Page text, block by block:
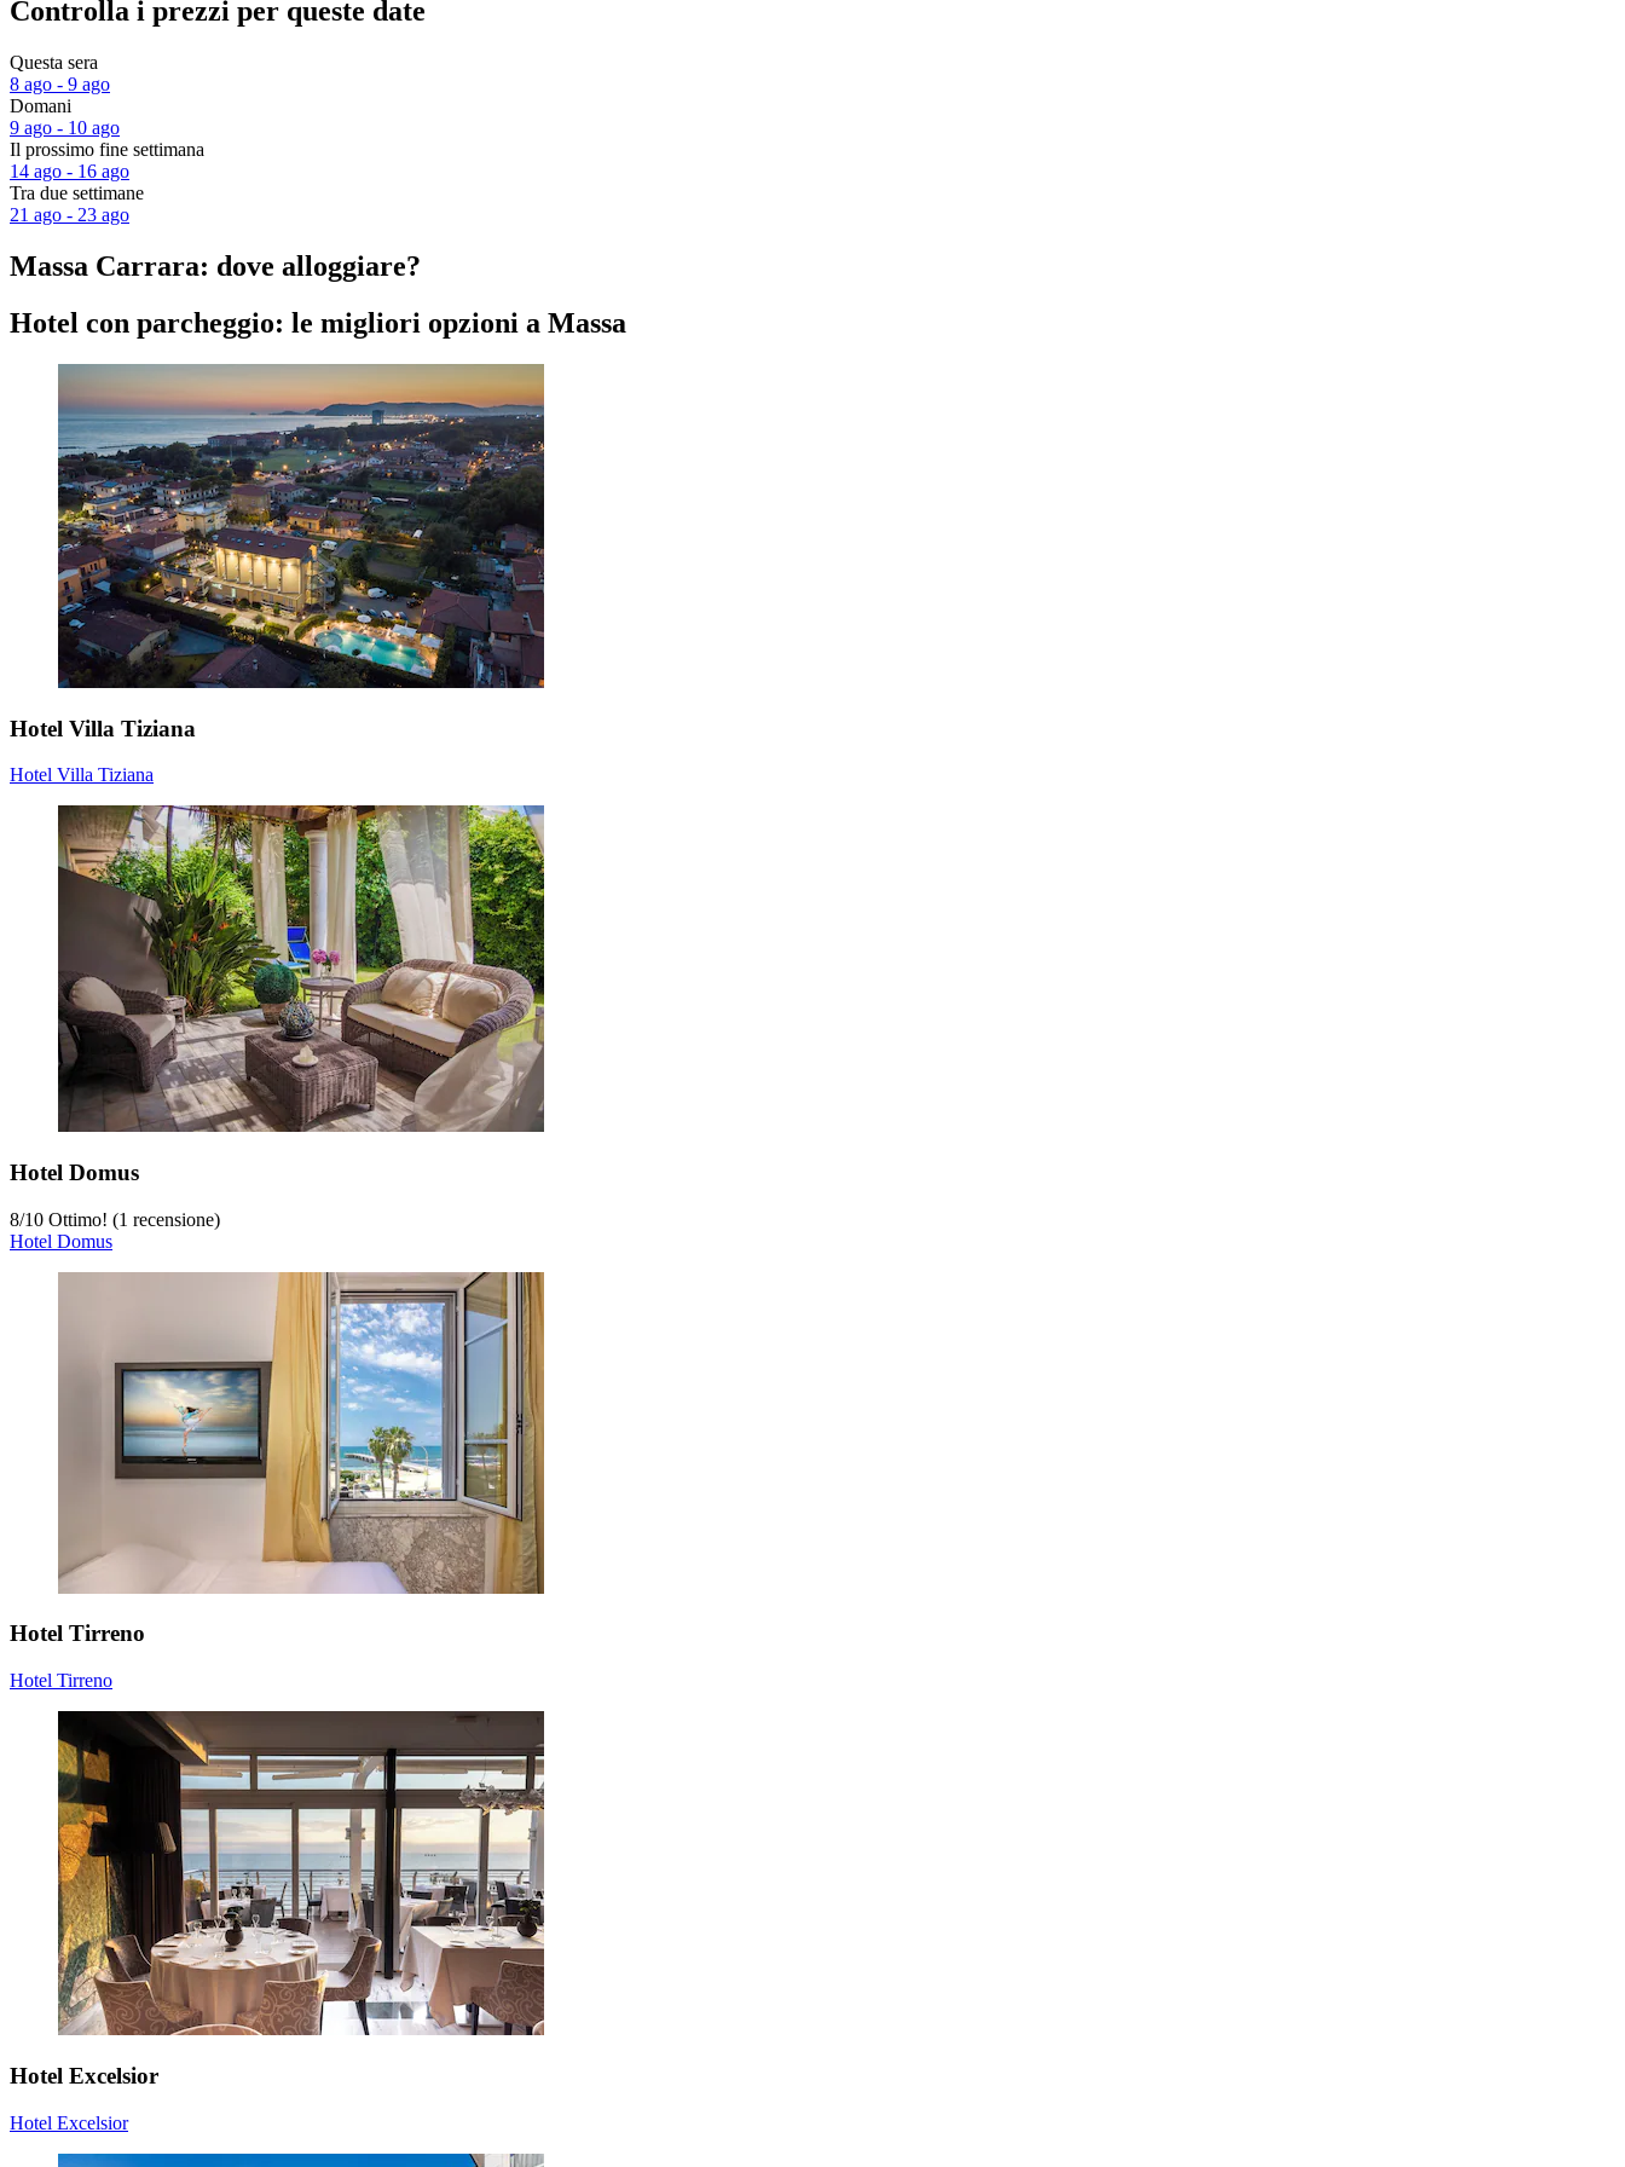
Controlla i prezzi per queste date
Questa sera
8 ago - 9 ago
Domani
9 ago - 10 ago
Il prossimo fine settimana
14 ago - 16 ago
Tra due settimane
21 ago - 23 ago
Massa Carrara: dove alloggiare?
Hotel con parcheggio: le migliori opzioni a Massa
Hotel Villa Tiziana
Hotel Villa Tiziana
Hotel Domus
8/10 Ottimo! (1 recensione)
Hotel Domus
Hotel Tirreno
Hotel Tirreno
Hotel Excelsior
Hotel Excelsior